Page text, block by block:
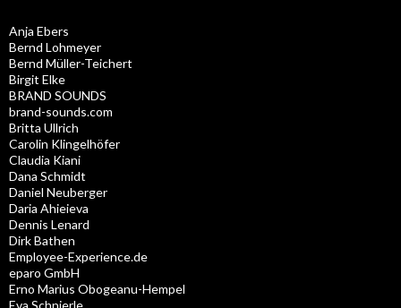
Anja Ebers
Bernd Lohmeyer
Bernd Müller-Teichert
Birgit Elke
BRAND SOUNDS
brand-sounds.com
Britta Ullrich
Carolin Klingelhöfer
Claudia Kiani
Dana Schmidt
Daniel Neuberger
Daria Ahieieva
Dennis Lenard
Dirk Bathen
Employee-Experience.de
eparo GmbH
Erno Marius Obogeanu-Hempel